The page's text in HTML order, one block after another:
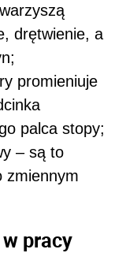
drętwienie, a
promieniuje
palca stopy;
– są to
zmiennym
pracy